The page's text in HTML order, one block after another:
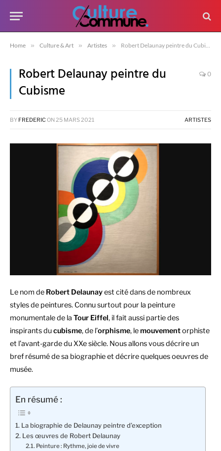
Home » Culture & Art » Artistes » Robert Delaunay peintre du Cubisme
Robert Delaunay peintre du
Cubisme
0
BY FREDERIC ON 25 MARS 2021 ARTISTES
Le nom de Robert Delaunayest cité dans de nombreux
styles de peintures. Connu surtout pour la peinture
monumentale de la Tour Eiffel, il fait aussi partie des
inspirants ducubisme, de l’orphisme, lemouvementorphiste
et l’avant-garde du XXe siècle. Nous allons vous décrire un
bref résumé de sa biographie et décrire quelques oeuvres de
musée.
En résumé :
La biographie de Delaunay peintre d’exception
Les œuvres de Robert Delaunay
Peinture : Rythme, joie de vivre